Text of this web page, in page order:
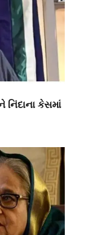
નિંદાના કેસમાં